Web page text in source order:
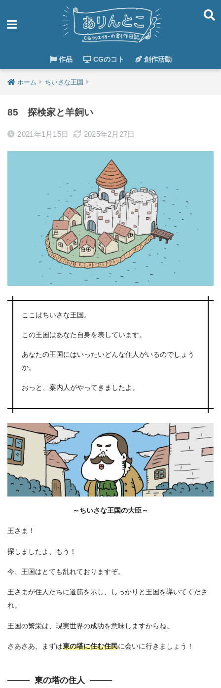
作品 CGのコト 創作活動
ホーム ちいさな王国
85 探検家と羊飼い
2021年1月15日 2025年2月27日
ここはちいさな王国。
この王国はあなた自身を表しています。
あなたの王国にはいったいどんな住人がいるのでしょう
か。
おっと、案内人がやってきましたよ。
～ちいさな王国の大臣～
王さま！
探しましたよ、もう！
今、王国はとても乱れておりますぞ。
王さまが住人たちに道筋を示し、しっかりと王国を導いてくださ
れ。
王国の繁栄は、現実世界の成功を意味しますからね。
さあさあ、まずは東の塔に住む住民に会いに行きましょう！
東の塔の住人